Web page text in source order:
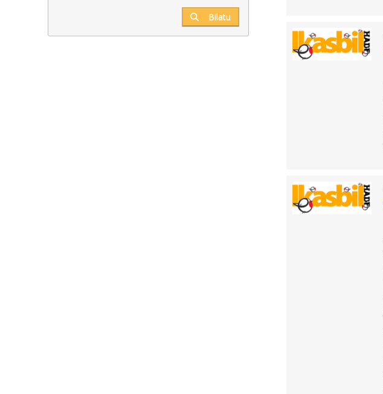
Bilatu